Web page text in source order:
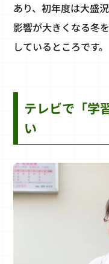
あり、初年度は大盛
影響が大きくなる冬
しているところです。
テレビで「学
い